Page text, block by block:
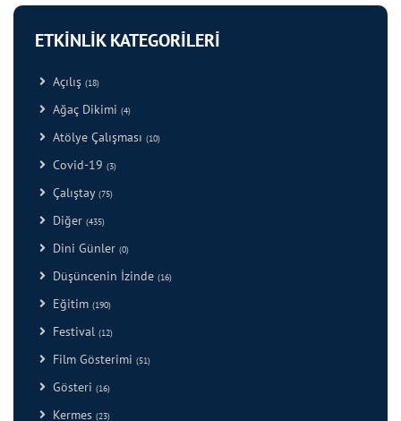
ETKİNLİK KATEGORİLERİ
Açılış (18)
Ağaç Dikimi (4)
Atölye Çalışması (10)
Covid-19 (3)
Çalıştay (75)
Diğer (435)
Dini Günler (0)
Düşüncenin İzinde (16)
Eğitim (190)
Festival (12)
Film Gösterimi (51)
Gösteri (16)
Kermes (23)